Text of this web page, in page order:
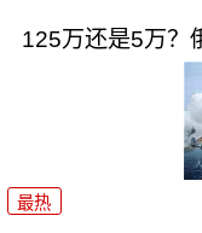
125万还是5万？
最热